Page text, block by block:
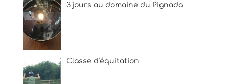
3 jours au domaine du Pignada
Classe d’équitation